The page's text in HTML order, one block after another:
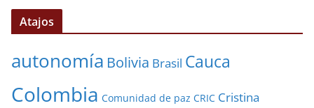
Atajos
autonomía Bolivia Brasil Cauca
Colombia Comunidad de paz CRIC Cristina